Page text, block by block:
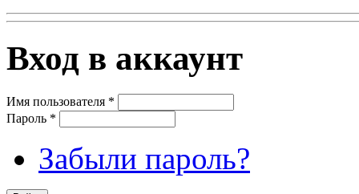
Вход в аккаунт
Имя пользователя *
Пароль *
Забыли пароль?